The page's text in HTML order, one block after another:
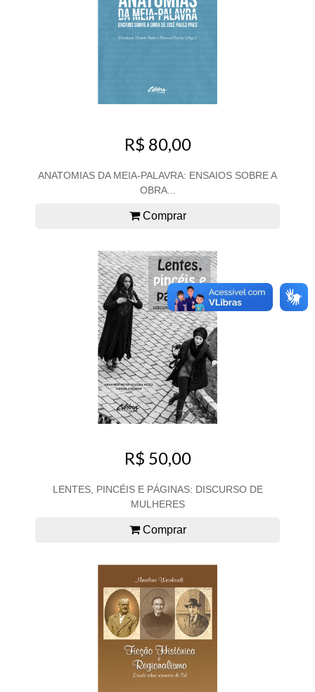
R$ 80,00
ANATOMIAS DA MEIA-PALAVRA: ENSAIOS SOBRE A
OBRA...
Comprar
R$ 50,00
LENTES, PINCÉIS E PÁGINAS: DISCURSO DE
MULHERES
Comprar